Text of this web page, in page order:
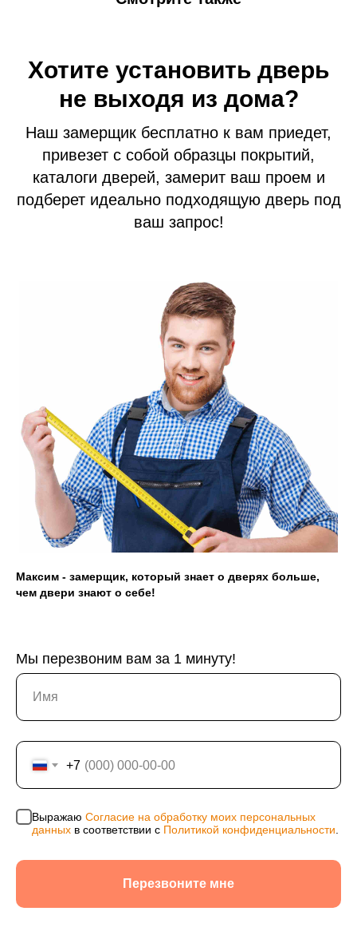
Хотите установить дверь
не выходя из дома?
Наш замерщик бесплатно к вам приедет,
привезет с собой образцы покрытий,
каталоги дверей, замерит ваш проем и
подберет идеально подходящую дверь под
ваш запрос!
Максим - замерщик, который знает о дверях больше,
чем двери знают о себе!
Мы перезвоним вам за 1 минуту!
+7
Выражаю Согласие на обработку моих персональных
данных в соответствии с Политикой конфиденциальности
Перезвоните мне
Александрович, ИНН 244602309980, ОГРНИП
г. Красноярск
ул. Мартынова, 30
Наши работы
Акции
Замерщик
Противопожарные двери
Гаражные ворота
Тамбурные двери
Подъездные двери
Перегородки на этаж
Информация на сайте не является публичной
характер и может быть изменена по усмотрению
Межкомнатные двери
Входные двери